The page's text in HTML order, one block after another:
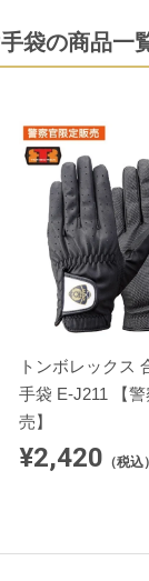
袋の商品一
トンボレックス
手袋 E-J211 【
売】
¥2,420 （税込）